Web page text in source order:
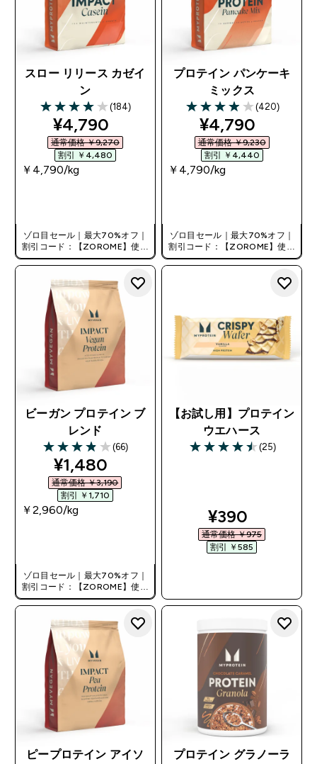
スロー リリース カゼイ
ン
4.01 out of 5 stars
(184)
discounted price
¥4,790‎
通常価格 ￥9,270‎
割引 ￥4,480‎
￥4,790‎/kg
ゾロ目セール｜最大70%オフ｜
割引コード：【ZOROME】使用
で追加10%オフ！
プロテイン パンケーキ
ミックス
3.95 out of 5 stars
(420)
discounted
¥4,790‎
通常価格 ￥9,230‎
割引 ￥4,440‎
￥4,790‎/kg
ゾロ目セール｜最大70%オフ｜
割引コード：【ZOROME】使用
で追加10%オフ！
ビーガン プロテイン ブ
レンド
3.89 out of 5 stars
(66)
discounted price
¥1,480‎
通常価格 ￥3,190‎
割引 ￥1,710‎
￥2,960‎/kg
ゾロ目セール｜最大70%オフ｜
割引コード：【ZOROME】使用
で追加10%オフ！
【お試し用】プロテイン
ウエハース
4.52 out of 5 stars
(25)
discounted
¥390‎
通常価格 ￥975‎
割引 ￥585‎
ピープロテイン アイソ
プロテイン グラノーラ